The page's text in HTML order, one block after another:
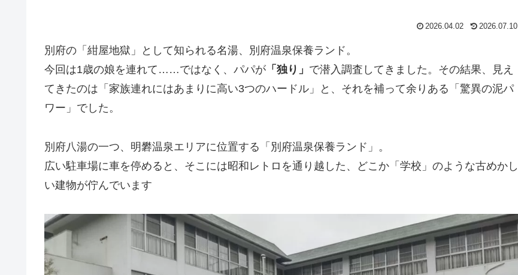
2026.04.02 2026.07.10
別府の「紺屋地獄」として知られる名湯、別府温泉保養ランド。
今回は1歳の娘を連れて……ではなく、パパが 「独り」 で潜入調査してきました。その結果、見え
てきたのは「家族連れにはあまりに高い3つのハードル」と、それを補って余りある「驚異の泥パ
ワー」でした。
別府八湯の一つ、明礬温泉エリアに位置する「別府温泉保養ランド」。
広い駐車場に車を停めると、そこには昭和レトロを通り越した、どこか「学校」のような古めかし
い建物が佇んでいます